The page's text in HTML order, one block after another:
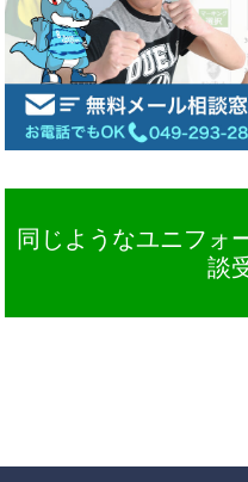
同じようなユニフォ
談